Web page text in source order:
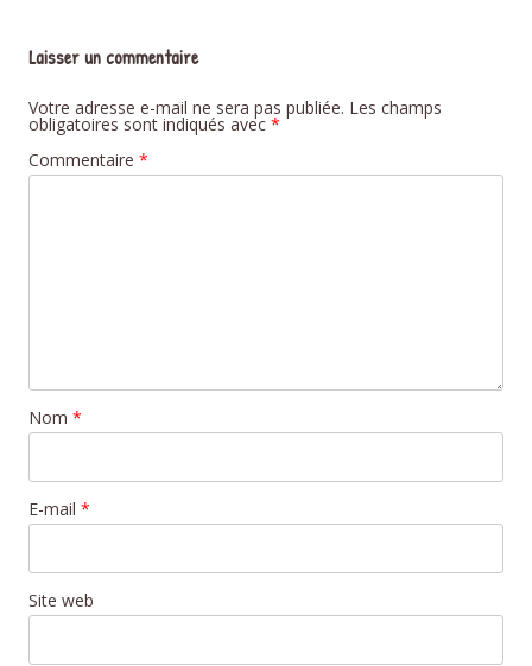
Laisser un commentaire
Votre adresse e-mail ne sera pas publiée. Les champs
obligatoires sont indiqués avec *
Commentaire *
Nom *
E-mail *
Site web